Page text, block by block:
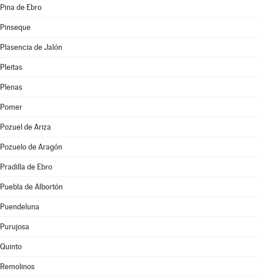
Pina de Ebro
Pinseque
Plasencia de Jalón
Pleitas
Plenas
Pomer
Pozuel de Ariza
Pozuelo de Aragón
Pradilla de Ebro
Puebla de Albortón
Puendeluna
Purujosa
Quinto
Remolinos